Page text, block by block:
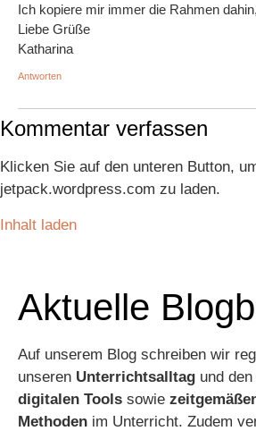
Ich kopiere mir immer die Rahmen
Liebe Grüße
Katharina
Antworten
Kommentar verfassen
Klicken Sie auf den unteren Button,
jetpack.wordpress.com zu laden.
Inhalt laden
Aktuelle
Auf unserem Blog schreiben wir
unseren Unterrichtsalltag und
digitalen Tools sowie
Methoden im Unterricht. Zudem